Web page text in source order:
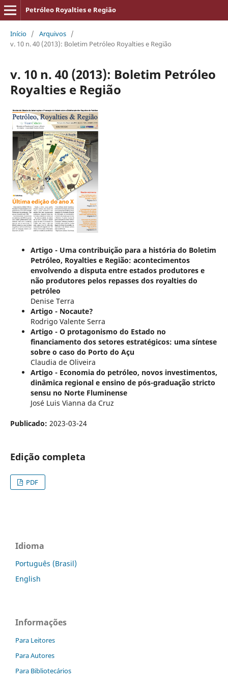
Petróleo Royalties e Região
Início / Arquivos /
v. 10 n. 40 (2013): Boletim Petróleo Royalties e Região
v. 10 n. 40 (2013): Boletim Petróleo
Royalties e Região
Artigo - Uma contribuição para a história do Boletim
Petróleo, Royalties e Região: acontecimentos
envolvendo a disputa entre estados produtores e
não produtores pelos repasses dos royalties do
petróleo
Denise Terra
Artigo - Nocaute?
Rodrigo Valente Serra
Artigo - O protagonismo do Estado no
financiamento dos setores estratégicos: uma síntese
sobre o caso do Porto do Açu
Claudia de Oliveira
Artigo - Economia do petróleo, novos investimentos,
dinâmica regional e ensino de pós-graduação stricto
sensu no Norte Fluminense
José Luis Vianna da Cruz
Publicado: 2023-03-24
Edição completa
PDF
Idioma
Português (Brasil)
English
Informações
Para Leitores
Para Autores
Para Bibliotecários